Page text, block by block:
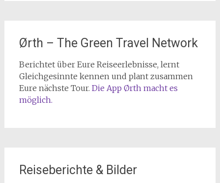
Ørth – The Green Travel Network
Berichtet über Eure Reiseerlebnisse, lernt
Gleichgesinnte kennen und plant zusammen
Eure nächste Tour. Die App Ørth macht es
möglich.
Reiseberichte & Bilder